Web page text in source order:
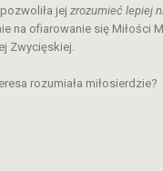
jej zrozumieć lepiej
na ofiarowanie się Miłości
Zwycięskiej.
rozumiała miłosierdzie?